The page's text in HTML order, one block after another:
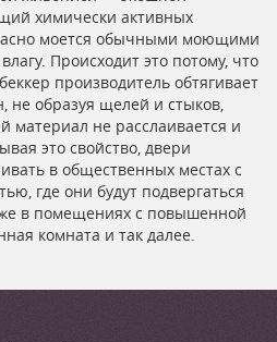
химически активных
моется обычными моющими
Происходит это потому, что
производитель обтягивает
не образуя щелей и стыков,
материал не расслаивается и
это свойство, двери
в общественных местах с
где они будут подвергаться
в помещениях с повышенной
комната и так далее.